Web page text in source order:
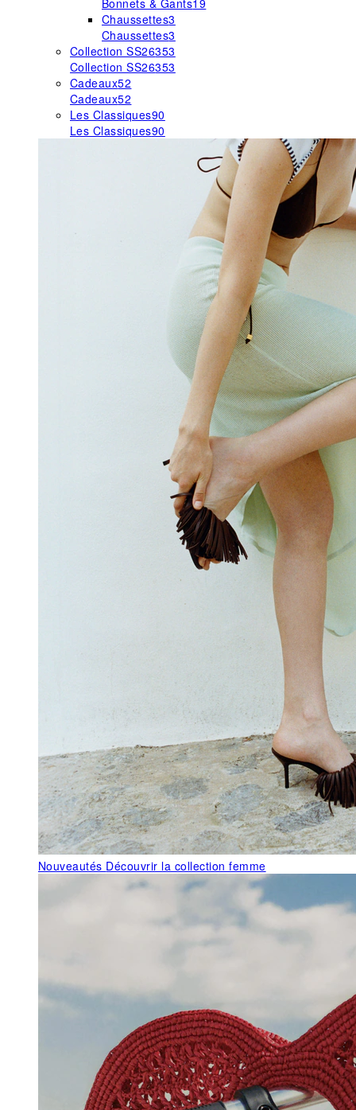
Bonnets & Gants19
Chaussettes3
Chaussettes3
Collection SS26353
Collection SS26353
Cadeaux52
Cadeaux52
Les Classiques90
Les Classiques90
Nouveautés Découvrir la collection femme